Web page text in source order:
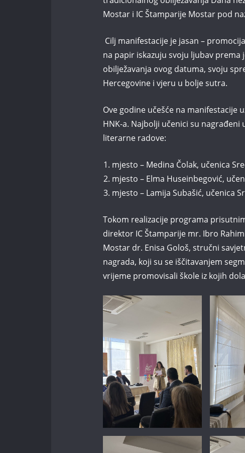
Mostar i IC Štamparije Mostar pod
Cilj manifestacije je jasan –
na papir iskazuju svoju ljubav
obilježavanja ovog datuma, svoju
Hercegovine i vjeru u bolje sutra.
Ove godine učešće na manifestacije
HNK-a. Najbolji učenici su
literarne radove:
mjesto – Medina Čolak, učenica
mjesto – Elma Huseinbegović,
mjesto – Lamija Subašić, učenica
Tokom realizacije programa
direktor IC Štamparije mr. Ibro
Mostar dr. Enisa Gološ, stručni
nagrada, koji su se iščitavanjem
vrijeme promovisali škole iz kojih